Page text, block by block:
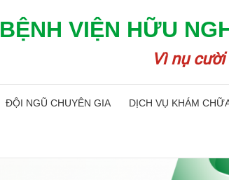
BỆNH VIỆN HỮU
Vì nụ
ĐỘI NGŨ CHUYÊN GIA DỊCH VỤ KHÁM